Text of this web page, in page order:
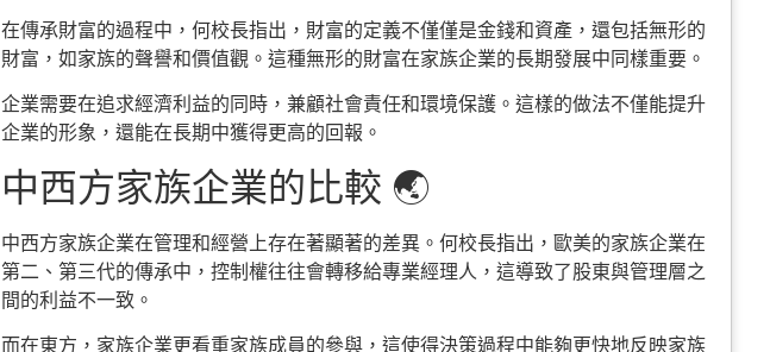
在傳承財富的過程中，何校長指出，財富的定義不僅僅是金錢和資產，還包括無形的
財富，如家族的聲譽和價值觀。這種無形的財富在家族企業的長期發展中同樣重要。
企業需要在追求經濟利益的同時，兼顧社會責任和環境保護。這樣的做法不僅能提升
企業的形象，還能在長期中獲得更高的回報。
中西方家族企業的比較 🌏
中西方家族企業在管理和經營上存在著顯著的差異。何校長指出，歐美的家族企業在
第二、第三代的傳承中，控制權往往會轉移給專業經理人，這導致了股東與管理層之
間的利益不一致。
而在東方，家族企業更看重家族成員的參與，這使得決策過程中能夠更快地反映家族